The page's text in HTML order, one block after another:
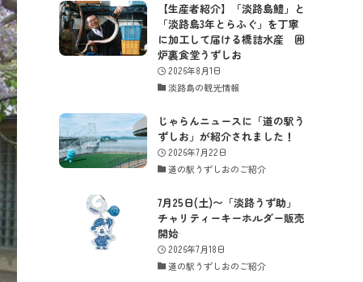
【生産者紹介】「淡路島鱧」と
「淡路島3年とらふぐ」を丁寧
に加工して届ける橋詰水産 囲
炉裏食堂うずしお
2026年8月1日
淡路島の観光情報
じゃらんニュースに「道の駅う
ずしお」が紹介されました！
2026年7月22日
道の駅うずしおのご紹介
7月25日(土)〜「淡路うず助」
チャリティーキーホルダー販売
開始
2026年7月18日
道の駅うずしおのご紹介